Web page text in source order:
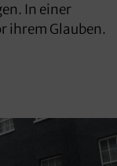
In einer
ihrem Glauben.